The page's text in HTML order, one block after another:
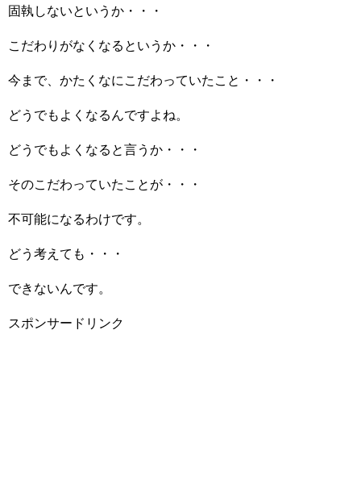
固執しないというか・・・
こだわりがなくなるというか・・・
今まで、かたくなにこだわっていたこと・・・
どうでもよくなるんですよね。
どうでもよくなると言うか・・・
そのこだわっていたことが・・・
不可能になるわけです。
どう考えても・・・
できないんです。
スポンサードリンク